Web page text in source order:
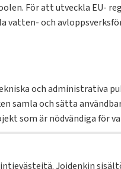
Joidenkin
För att utveckla EU-
vatten- och
och administrativa
samla och sätta
som är nödvändiga för